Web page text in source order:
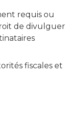
requis ou
de divulguer
fiscales et